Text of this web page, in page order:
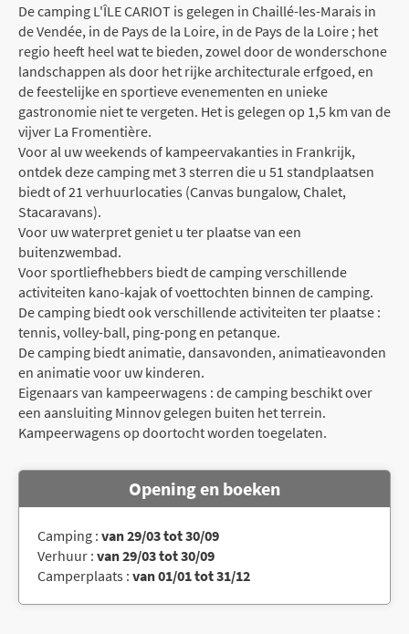
De camping L'ÎLE CARIOT is gelegen in Chaillé-les-Marais in
de Vendée, in de Pays de la Loire, in de Pays de la Loire ; het
regio heeft heel wat te bieden, zowel door de wonderschone
landschappen als door het rijke architecturale erfgoed, en
de feestelijke en sportieve evenementen en unieke
gastronomie niet te vergeten. Het is gelegen op 1,5 km van de
vijver La Fromentière.
Voor al uw weekends of kampeervakanties in Frankrijk,
ontdek deze camping met 3 sterren die u 51 standplaatsen
biedt of 21 verhuurlocaties (Canvas bungalow, Chalet,
Stacaravans).
Voor uw waterpret geniet u ter plaatse van een
buitenzwembad.
Voor sportliefhebbers biedt de camping verschillende
activiteiten kano-kajak of voettochten binnen de camping.
De camping biedt ook verschillende activiteiten ter plaatse :
tennis, volley-ball, ping-pong en petanque.
De camping biedt animatie, dansavonden, animatieavonden
en animatie voor uw kinderen.
Eigenaars van kampeerwagens : de camping beschikt over
een aansluiting Minnov gelegen buiten het terrein.
Kampeerwagens op doortocht worden toegelaten.
Opening en boeken
Camping : van 29/03 tot 30/09
Verhuur : van 29/03 tot 30/09
Camperplaats : van 01/01 tot 31/12